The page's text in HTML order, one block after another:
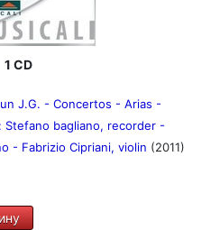
1 CD
J.G. - Concertos - Arias -
Stefano bagliano, recorder -
- Fabrizio Cipriani, violin (2011)